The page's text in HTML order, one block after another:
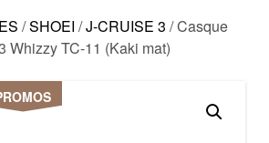
/SHOEI /J-CRUISE 3 / Casque
Whizzy TC-11 (Kaki mat)